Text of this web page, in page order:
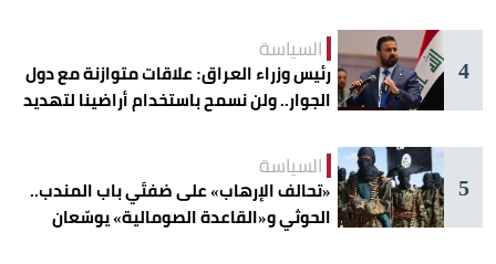
4
السياسة
رئيس وزراء العراق: علاقات متوازنة مع دول
الجوار.. ولن نسمح باستخدام أراضينا لتهديد
5
السياسة
«تحالف الإرهاب» على ضفتَي باب المندب..
الحوثي و«القاعدة الصومالية» يوسّعان